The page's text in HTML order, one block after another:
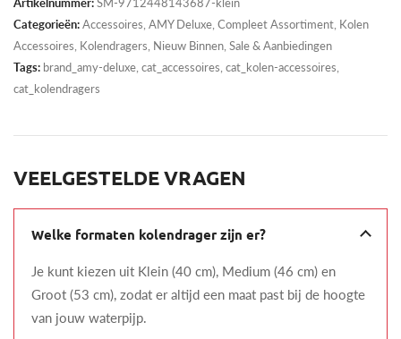
Categorieën:Accessoires AMY Deluxe Compleet Assortiment Kolen
Accessoires Kolendragers Nieuw Binnen Sale & Aanbiedingen
Tags: brand_amy-deluxe, cat_accessoires, cat_kolen-accessoires,
cat_kolendragers
VEELGESTELDE VRAGEN
Welke formaten kolendrager zijn er?
Je kunt kiezen uit Klein (40 cm), Medium (46 cm) en
Groot (53 cm), zodat er altijd een maat past bij de hoogte
van jouw waterpijp.